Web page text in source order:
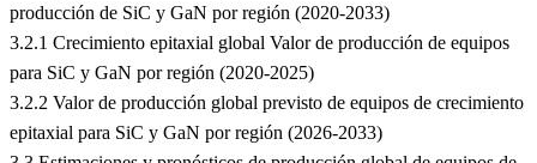
producción de SiC y GaN por región (2020-2033)
3.2.1 Crecimiento epitaxial global Valor de producción de equipos
para SiC y GaN por región (2020-2025)
3.2.2 Valor de producción global previsto de equipos de crecimiento
epitaxial para SiC y GaN por región (2026-2033)